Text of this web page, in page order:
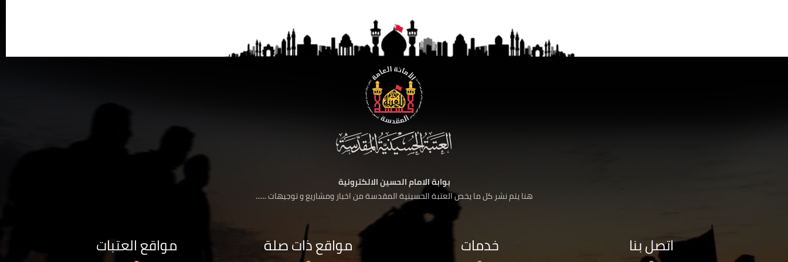
بوابة الامام الحسين الالكترونية
هنا يتم نشر كل ما يخص العتبة الحسينية المقدسة من اخبار ومشاريع و توجيهات ......
اتصل بنا خدمات مواقع ذات صلة مواقع العتبات